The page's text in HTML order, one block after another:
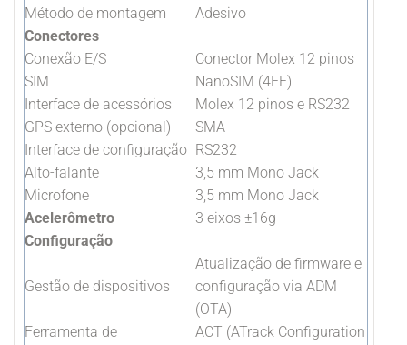
Método de montagem
Adesivo
Conectores
Conexão E/S
Conector Molex 12 pinos
SIM
NanoSIM (4FF)
Interface de acessórios
Molex 12 pinos e RS232
GPS externo (opcional)
SMA
Interface de configuração RS232
Alto-falante
3,5 mm Mono Jack
Microfone
3,5 mm Mono Jack
Acelerômetro
3 eixos ±16g
Configuração
Gestão de dispositivos
Atualização de firmware e
configuração via ADM
(OTA)
Ferramenta de
ACT (ATrack Configuration